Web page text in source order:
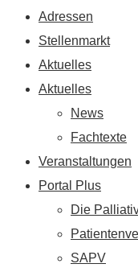
Adressen
Stellenmarkt
Aktuelles
Aktuelles
News
Fachtexte
Veranstaltungen
Portal Plus
Die
SAPV